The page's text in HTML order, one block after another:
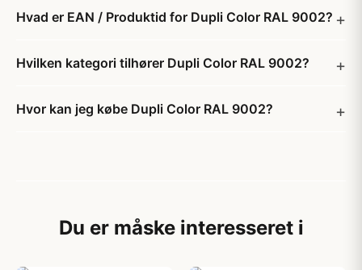
Hvad er EAN / Produktid for Dupli Color RAL 9002?
Hvilken kategori tilhører Dupli Color RAL 9002?
Hvor kan jeg købe Dupli Color RAL 9002?
Du er måske interesseret i